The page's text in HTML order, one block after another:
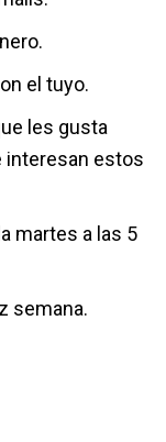
el tuyo.
les gusta
interesan estos
martes a las 5
semana.